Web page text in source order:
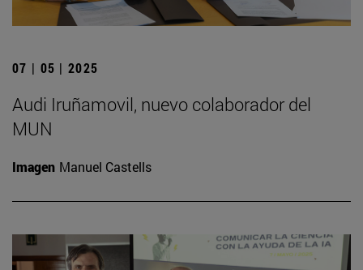
07 | 05 | 2025
Audi Iruñamovil, nuevo colaborador del
MUN
Imagen Manuel Castells